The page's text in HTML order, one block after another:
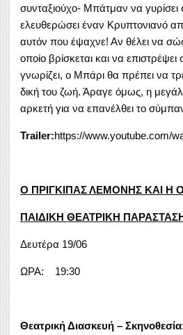
συνταξιούχο- Μπάτμαν να γυρίσει
ελευθερώσει έναν Κρυπτονιανό
αυτόν που έψαχνε! Αν θέλει να
οποίο βρίσκεται και να
γνωρίζει, ο Μπάρι θα πρέπει να
δική του ζωή. Άραγε όμως, η
αρκετή για να επανέλθει το
Trailer:https://www.youtube.com/
Ο ΠΡΙΓΚΙΠΑΣ ΛΕΜΟΝΗΣ ΚΑΙ
ΠΑΙΔΙΚΗ ΘΕΑΤΡΙΚΗ
Δευτέρα 19/06
ΩΡΑ: 19:30
Θεατρική Διασκευή –